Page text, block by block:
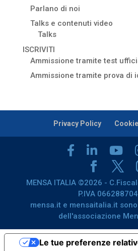
Parlano di noi
Talks e contenuti video
Talks
ISCRIVITI
Ammissione tramite test
Ammissione tramite prova di
Privacy Policy
MENSA ITALIA ©2026 -
P.IVA
mensa.it e mensaitalia.it
dell'associazione
Le tue preferenze